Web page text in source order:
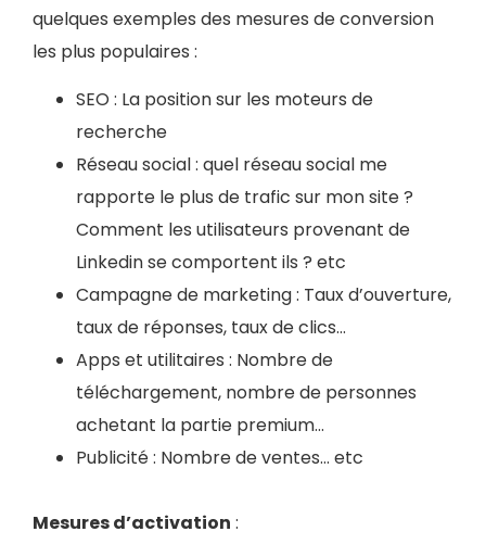
quelques exemples des mesures de conversion
les plus populaires :
SEO : La position sur les moteurs de
recherche
Réseau social : quel réseau social me
rapporte le plus de trafic sur mon site ?
Comment les utilisateurs provenant de
Linkedin se comportent ils ? etc
Campagne de marketing : Taux d’ouverture,
taux de réponses, taux de clics…
Apps et utilitaires : Nombre de
téléchargement, nombre de personnes
achetant la partie premium…
Publicité : Nombre de ventes… etc
Mesures d’activation :